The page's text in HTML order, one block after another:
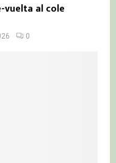
vuelta al cole
0